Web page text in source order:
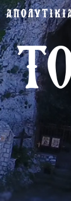
ΑΠΟΛΥΤΙΚΙΑ